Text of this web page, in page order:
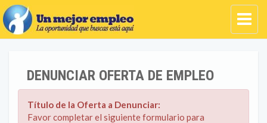
DENUNCIAR OFERTA DE EMPLEO
Título de la Oferta a Denunciar:
Favor completar el siguiente formulario para